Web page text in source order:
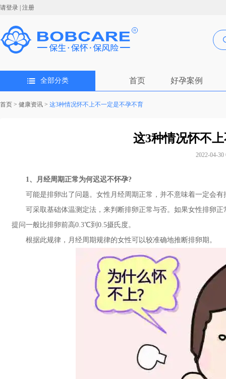
请登录 | 注册
全部分类 首页 好孕案例
首页 > 健康资讯 > 这3种情况怀不上不一定是不孕不育
这3种情况怀不
2022-04-30
1、月经周期正常为何迟迟不怀孕?
可能是排卵出了问题。女性月经周期正常，并不意味着一定会有
可采取基础体温测定法，来判断排卵正常与否。如果女性排卵正
提问一般比排卵前高0.3℃到0.5摄氏度。
根据此规律，月经周期规律的女性可以较准确地推断排卵期。